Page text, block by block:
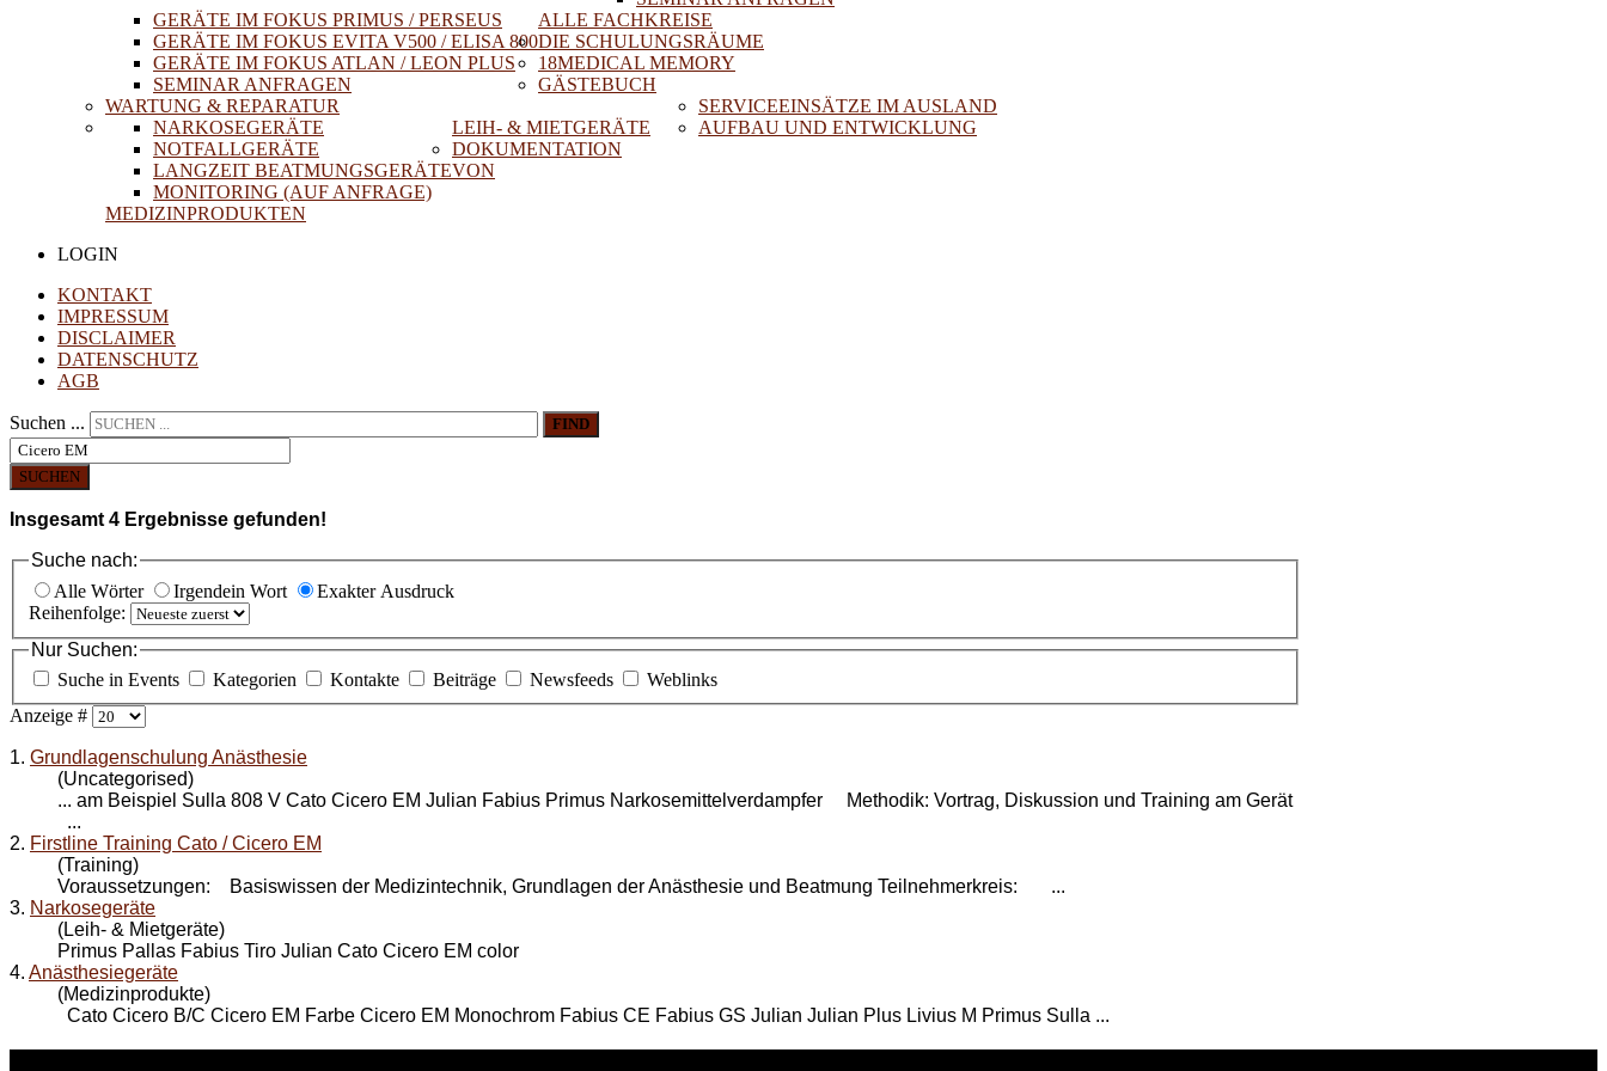
ALLE FACHKREISE
GERÄTE IM FOKUS PRIMUS / PERSEUS
GERÄTE IM FOKUS EVITA V500 / ELISA 800
GERÄTE IM FOKUS ATLAN / LEON PLUS
SEMINAR ANFRAGEN
DIE SCHULUNGSRÄUME
18MEDICAL MEMORY
GÄSTEBUCH
WARTUNG & REPARATUR
LEIH- & MIETGERÄTE
NARKOSEGERÄTE
NOTFALLGERÄTE
LANGZEIT BEATMUNGSGERÄTE
MONITORING (AUF ANFRAGE)
DOKUMENTATION
VON
MEDIZINPRODUKTEN
SERVICEEINSÄTZE IM AUSLAND
AUFBAU UND ENTWICKLUNG
LOGIN
KONTAKT
IMPRESSUM
DISCLAIMER
DATENSCHUTZ
AGB
Suchen ... FIND
SUCHEN
Insgesamt 4 Ergebnisse gefunden!
Suche nach:
Alle Wörter
Irgendein Wort
Exakter Ausdruck
Reihenfolge:
Nur Suchen:
Suche in Events
Kategorien Kontakte Beiträge Newsfeeds
Weblinks
Anzeige #
1. Grundlagenschulung Anästhesie
(Uncategorised)
... am Beispiel Sulla 808 V Cato Cicero EM Julian Fabius Primus Narkosemittelverdampfer Methodik: Vortrag, Diskussion und Training am Gerät
...
2. Firstline Training Cato / Cicero EM
(Training)
Voraussetzungen: Basiswissen der Medizintechnik, Grundlagen der Anästhesie und Beatmung Teilnehmerkreis: ...
3. Narkosegeräte
(Leih- & Mietgeräte)
Primus Pallas Fabius Tiro Julian Cato Cicero EM color
4. Anästhesiegeräte
(Medizinprodukte)
Cato Cicero B/C Cicero EM Farbe Cicero EM Monochrom Fabius CE Fabius GS Julian Julian Plus Livius M Primus Sulla ...